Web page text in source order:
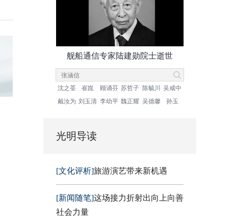
舰船通信专家陆建勋院士逝世
沈之荃 崔崑 顾诵芬 苏哲子 陈毓川
吴咸中
戴汝为 刘玉清 李幼平 魏正耀 吴德馨 孙玉
光明导读
[文化评析]旅游演艺带来新机遇
[新闻随笔]这场接力折射出向上向善
社会力量